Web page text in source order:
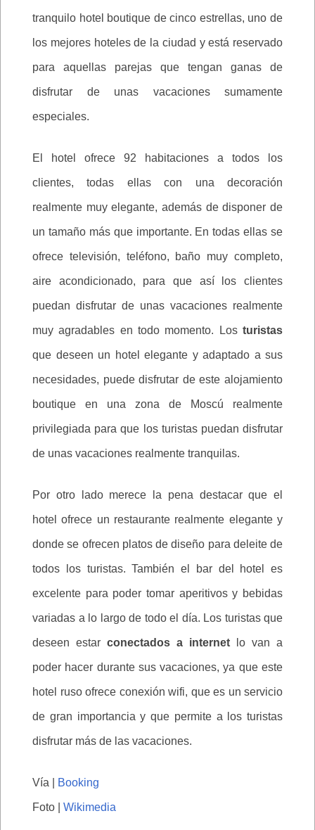
tranquilo hotel boutique de cinco estrellas, uno de
los mejores hoteles de la ciudad y está reservado
para aquellas parejas que tengan ganas de
disfrutar de unas vacaciones sumamente
especiales.
El hotel ofrece 92 habitaciones a todos los
clientes, todas ellas con una decoración
realmente muy elegante, además de disponer de
un tamaño más que importante. En todas ellas se
ofrece televisión, teléfono, baño muy completo,
aire acondicionado, para que así los clientes
puedan disfrutar de unas vacaciones realmente
muy agradables en todo momento. Losturistas
que deseen un hotel elegante y adaptado a sus
necesidades, puede disfrutar de este alojamiento
boutique en una zona de Moscú realmente
privilegiada para que los turistas puedan disfrutar
de unas vacaciones realmente tranquilas.
Por otro lado merece la pena destacar que el
hotel ofrece un restaurante realmente elegante y
donde se ofrecen platos de diseño para deleite de
todos los turistas. También el bar del hotel es
excelente para poder tomar aperitivos y bebidas
variadas a lo largo de todo el día. Los turistas que
deseen estar conectados a internet lo van a
poder hacer durante sus vacaciones, ya que este
hotel ruso ofrece conexión wifi, que es un servicio
de gran importancia y que permite a los turistas
disfrutar más de las vacaciones.
Vía | Booking
Foto | Wikimedia